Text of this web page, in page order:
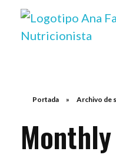
Portada » Archivo de